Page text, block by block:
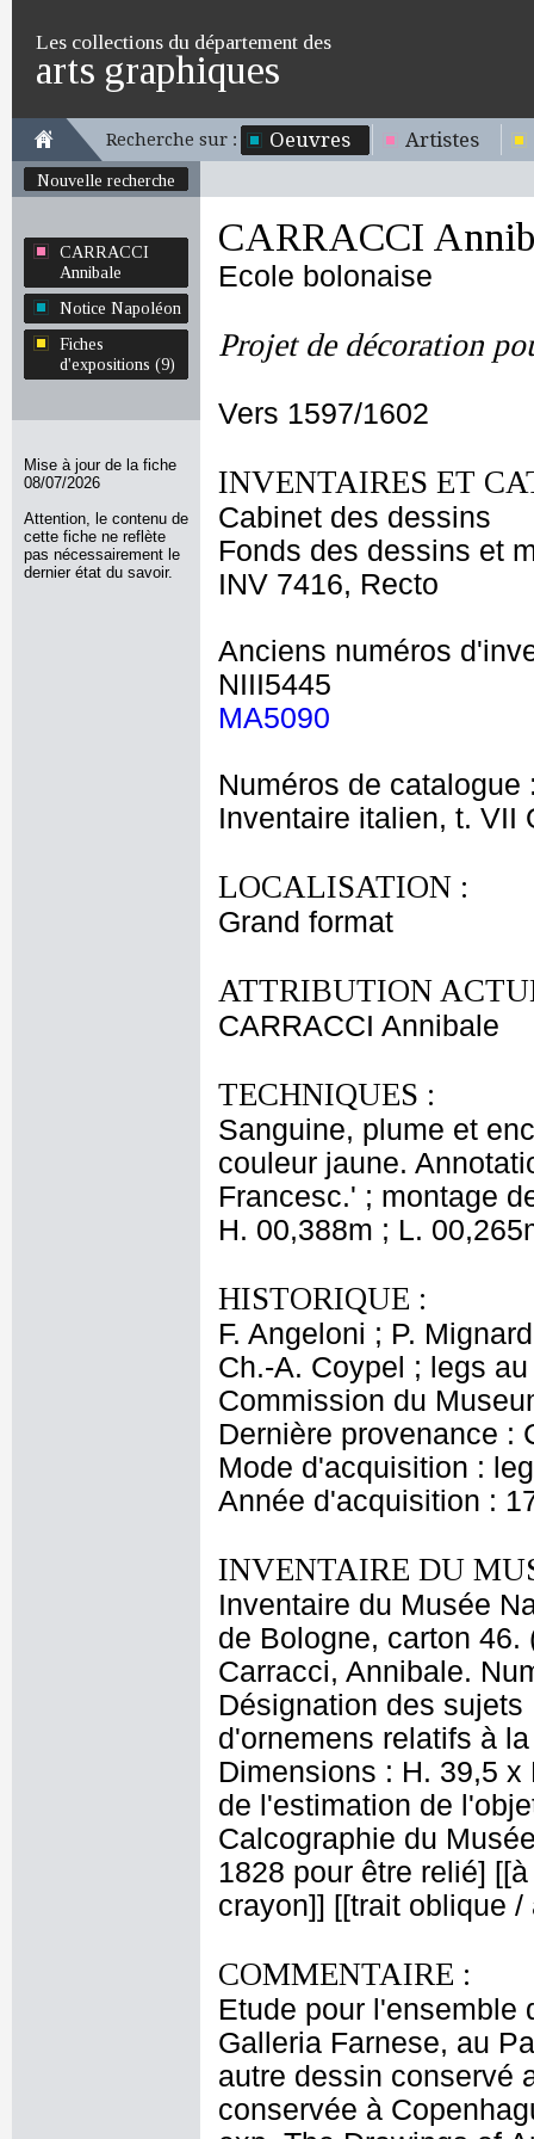
Les collections du département des
arts graphiques
Recherche sur : Oeuvres Artistes
Nouvelle recherche
CARRACCI
Annibale
Notice Napoléon
Fiches
d'expositions (9)
Mise à jour de la fiche
08/07/2026
Attention, le contenu de
cette fiche ne reflète
pas nécessairement le
dernier état du savoir.
CARRACCI
Ecole bolonaise
Projet de décoration
Vers 1597/1602
INVENTAIRES ET
Cabinet des dessins
Fonds des dessins et
INV 7416, Recto
Anciens numéros
NIII5445
MA5090
Numéros de catalogue
Inventaire italien, t. VII
LOCALISATION :
Grand format
ATTRIBUTION
CARRACCI Annibale
TECHNIQUES :
Sanguine, plume et
couleur jaune.
Francesc.' ; montage
H. 00,388m ; L.
HISTORIQUE :
F. Angeloni ; P.
Ch.-A. Coypel ; legs
Commission du
Dernière provenance :
Mode d'acquisition :
Année d'acquisition :
INVENTAIRE DU
Inventaire du Musée
de Bologne, carton 46.
Carracci, Annibale.
Désignation des
d'ornemens relatifs à
Dimensions : H. 39,5
de l'estimation de
Calcographie du
1828 pour être relié]
crayon]] [[trait oblique
COMMENTAIRE :
Etude pour l'ensemble
Galleria Farnese, au
autre dessin conservé
conservée à